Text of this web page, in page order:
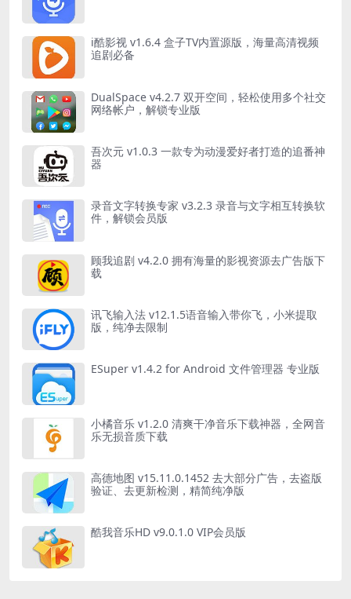
i酷影视 v1.6.4 盒子TV内置源版，海量高清视频
追剧必备
DualSpace v4.2.7 双开空间，轻松使用多个社交
网络帐户，解锁专业版
吾次元 v1.0.3 一款专为动漫爱好者打造的追番神
器
录音文字转换专家 v3.2.3 录音与文字相互转换软
件，解锁会员版
顾我追剧 v4.2.0 拥有海量的影视资源去广告版下
载
讯飞输入法 v12.1.5语音输入带你飞，小米提取
版，纯净去限制
ESuper v1.4.2 for Android 文件管理器 专业版
小橘音乐 v1.2.0 清爽干净音乐下载神器，全网音
乐无损音质下载
高德地图 v15.11.0.1452 去大部分广告，去盗版
验证、去更新检测，精简纯净版
酷我音乐HD v9.0.1.0 VIP会员版